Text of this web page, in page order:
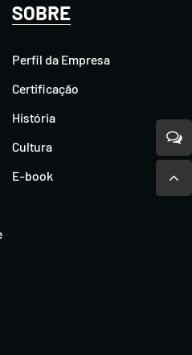
SOBRE
Perfil da Empresa
Certificação
História
Cultura
E-book